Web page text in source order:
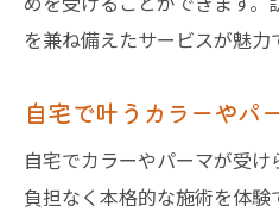
を兼ね備えたサービスが魅力
自宅で叶うカラーやパ
自宅でカラーやパーマが受
負担なく本格的な施術を体